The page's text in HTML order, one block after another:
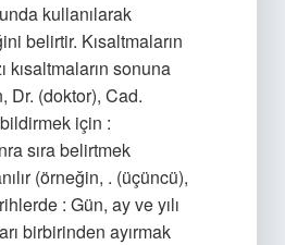
kullanılarak
belirtir. Kısaltmaların
kısaltmaların sonuna
Dr. (doktor), Cad.
için :
sıra belirtmek
(örneğin, . (üçüncü),
: Gün, ay ve yılı
birbirinden ayırmak